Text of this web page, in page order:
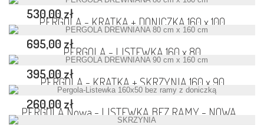
PERGOLA - KRATKA + DONICZKA 160 x 100
PERGOLA - LISTEWKA 160 x 80
530,00 zł
PERGOLA - KRATKA + SKRZYNIA 160 x 90
695,00 zł
PERGOLA Nowa - LISTEWKA BEZ RAMY - NOWA...
395,00 zł
260,00 zł